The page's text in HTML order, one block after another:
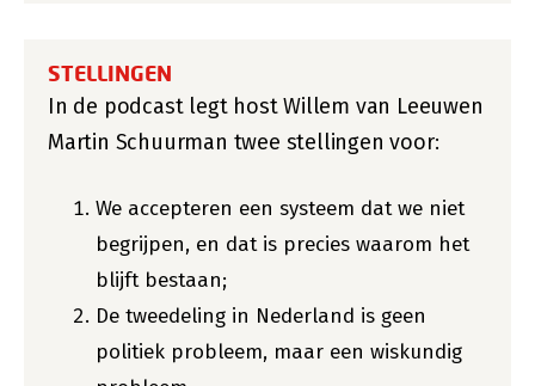
STELLINGEN
In de podcast legt host Willem van Leeuwen
Martin Schuurman twee stellingen voor:
We accepteren een systeem dat we niet
begrijpen, en dat is precies waarom het
blijft bestaan;
De tweedeling in Nederland is geen
politiek probleem, maar een wiskundig